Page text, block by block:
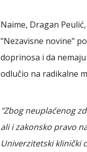
Naime, Dragan
"Nezavisne novine"
doprinosa i da
odlučio na radikalne
"Zbog neuplaćenog
ali i zakonsko pravo
Univerzitetski klinički